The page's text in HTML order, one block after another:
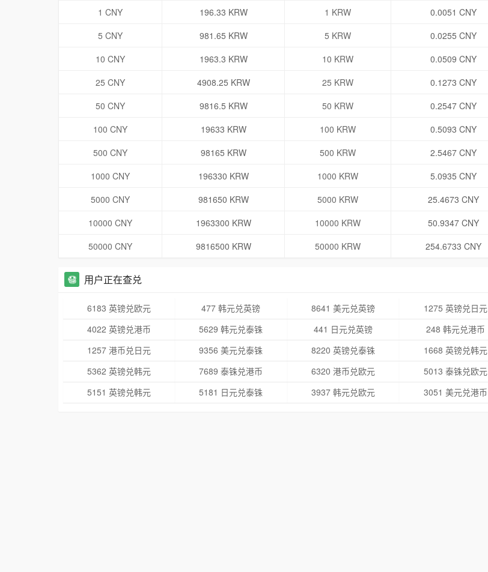
1 CNY
196.33 KRW 1 KRW
0.0051 CNY
5 CNY
981.65 KRW 5 KRW
0.0255 CNY
10 CNY
1963.3 KRW 10 KRW
0.0509 CNY
25 CNY
4908.25 KRW 25 KRW
0.1273 CNY
50 CNY
9816.5 KRW 50 KRW
0.2547 CNY
100 CNY
19633 KRW 100 KRW
0.5093 CNY
500 CNY
98165 KRW 500 KRW
2.5467 CNY
1000 CNY
196330 KRW 1000 KRW
5.0935 CNY
5000 CNY
981650 KRW 5000 KRW
25.4673 CNY
10000 CNY
1963300 KRW 10000 KRW
50.9347 CNY
50000 CNY
9816500 KRW 50000 KRW 254.6733 CNY
用户正在查兑
6183 英镑兑欧元 477 韩元兑英镑 8641 美元兑英镑
1275 英镑兑日元
4022 英镑兑港币
5629 韩元兑泰铢 441 日元兑英镑
248 韩元兑港币
1257 港币兑日元
9356 美元兑泰铢 8220 英镑兑泰铢
1668 英镑兑韩元
5362 英镑兑韩元
7689 泰铢兑港币 6320 港币兑欧元
5013 泰铢兑欧元
5151 英镑兑韩元
5181 日元兑泰铢 3937 韩元兑欧元 3051 美元兑港币